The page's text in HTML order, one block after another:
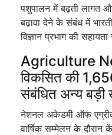
पशुपालन में बढ़ती लागत
बढ़ावा देने के संबंध में
विज्ञान प्रभाग की
Agriculture
विकसित की
संबंधित अन्य बड़ी
नेशनल अकेडमी ऑफ
वार्षिक सम्मेलन के दौरान